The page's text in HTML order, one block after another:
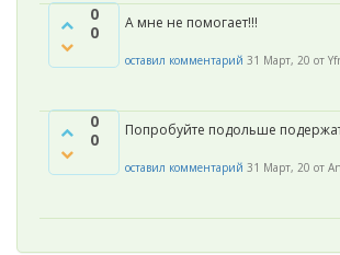
0
0
А мне не помогает!!!
оставил комментарий 31 Март, 20 от
0
0
Попробуйте подольше
оставил комментарий 31 Март, 20 от